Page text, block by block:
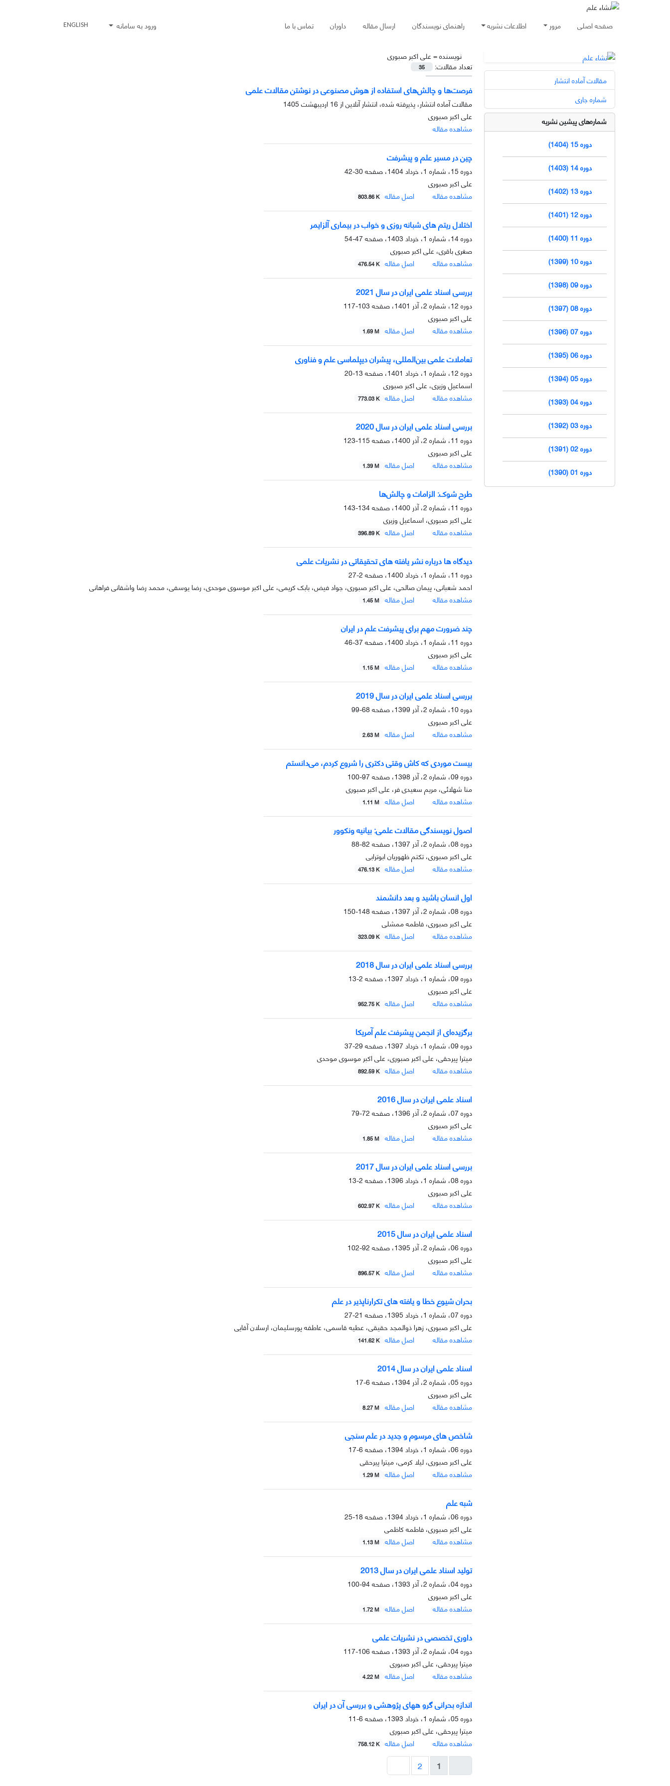
صفحه اصلی مرور اطلاعات نشریه راهنمای نویسندگان ارسال مقاله داوران تماس با ما ورود به سامانه ENGLISH
نویسنده =علی اکبر صبوری
تعداد مقالات:
35
فرصت‌ها و چالش‌های استفاده از هوش مصنوعی در نوشتن مقالات علمی
مقالات آماده انتشار، پذیرفته شده، انتشار آنلاین از 16 اردیبهشت 1405
علی اکبر صبوری
مشاهده مقاله
چین در مسیر علم و پیشرفت
دوره 15، شماره 1، خرداد 1404، صفحه
30-42
علی اکبر صبوری
مشاهده مقاله
اصل مقاله 803.86 K
اختلال ریتم های شبانه روزی و خواب در بیماری آلزایمر
دوره 14، شماره 1، خرداد 1403، صفحه
47-54
صغری باقری، علی اکبر صبوری
مشاهده مقاله
اصل مقاله 476.54 K
بررسی اسناد علمی ایران در سال 2021
دوره 12، شماره 2، آذر 1401، صفحه
103-117
علی اکبر صبوری
مشاهده مقاله
اصل مقاله 1.69 M
تعاملات علمی بین‌المللی، پیشران دیپلماسی علم و فناوری
دوره 12، شماره 1، خرداد 1401، صفحه
13-20
اسماعیل وزیری، علی اکبر صبوری
مشاهده مقاله
اصل مقاله 773.03 K
بررسی اسناد علمی ایران در سال 2020
دوره 11، شماره 2، آذر 1400، صفحه
115-123
علی اکبر صبوری
مشاهده مقاله
اصل مقاله 1.39 M
طرح شوک: الزامات و چالش‌ها
دوره 11، شماره 2، آذر 1400، صفحه
134-143
علی اکبر صبوری، اسماعیل وزیری
مشاهده مقاله
اصل مقاله 396.89 K
دیدگاه ها درباره نشر یافته های تحقیقاتی در نشریات علمی
دوره 11، شماره 1، خرداد 1400، صفحه
2-27
احمد شعبانی، پیمان صالحی، علی اکبر صبوری، جواد فیض، بابک کریمی، علی اکبر موسوی موحدی، رضا یوسفی، محمد رضا واشقانی فراهانی
مشاهده مقاله
اصل مقاله 1.45 M
چند ضرورت مهم برای پیشرفت علم در ایران
دوره 11، شماره 1، خرداد 1400، صفحه
37-46
علی اکبر صبوری
مشاهده مقاله
اصل مقاله 1.15 M
بررسی اسناد علمی ایران در سال 2019
دوره 10، شماره 2، آذر 1399، صفحه
68-99
علی اکبر صبوری
مشاهده مقاله
اصل مقاله 2.63 M
بیست موردی که کاش وقتی دکتری را شروع کردم، می‌دانستم
دوره 09، شماره 2، آذر 1398، صفحه
97-100
منا شهلائی، مریم سعیدی فر، علی اکبر صبوری
مشاهده مقاله
اصل مقاله 1.11 M
اصول نویسندگی مقالات علمی: بیانیه ونکوور
دوره 08، شماره 2، آذر 1397، صفحه
82-88
علی اکبر صبوری، تکتم ظهوریان ابوترابی
مشاهده مقاله
اصل مقاله 476.13 K
اول انسان باشید و بعد دانشمند
دوره 08، شماره 2، آذر 1397، صفحه
148-150
علی اکبر صبوری، فاطمه ممشلی
مشاهده مقاله
اصل مقاله 323.09 K
بررسی اسناد علمی ایران در سال 2018
دوره 09، شماره 1، خرداد 1397، صفحه
2-13
علی اکبر صبوری
مشاهده مقاله
اصل مقاله 952.75 K
برگزیده‌ای از انجمن پیشرفت علم آمریکا
دوره 09، شماره 1، خرداد 1397، صفحه
29-37
میترا پیرحقی، علی اکبر صبوری، علی اکبر موسوی موحدی
مشاهده مقاله
اصل مقاله 892.59 K
اسناد علمی ایران در سال 2016
دوره 07، شماره 2، آذر 1396، صفحه
72-79
علی اکبر صبوری
مشاهده مقاله
اصل مقاله 1.85 M
بررسی اسناد علمی ایران در سال 2017
دوره 08، شماره 1، خرداد 1396، صفحه
2-13
علی اکبر صبوری
مشاهده مقاله
اصل مقاله 602.97 K
اسناد علمی ایران در سال 2015
دوره 06، شماره 2، آذر 1395، صفحه
92-102
علی اکبر صبوری
مشاهده مقاله
اصل مقاله 896.57 K
بحران شیوع خطا و یافته های تکرارناپذیر در علم
دوره 07، شماره 1، خرداد 1395، صفحه
21-27
علی اکبر صبوری، زهرا ذوالمجد حقیقی، عطیه قاسمی، عاطفه پورسلیمان، ارسلان آقایی
مشاهده مقاله
اصل مقاله 141.62 K
اسناد علمی ایران در سال 2014
دوره 05، شماره 2، آذر 1394، صفحه
6-17
علی اکبر صبوری
مشاهده مقاله
اصل مقاله 8.27 M
شاخص های مرسوم و جدید در علم سنجی
دوره 06، شماره 1، خرداد 1394، صفحه
6-17
علی اکبر صبوری، لیلا کرمی، میترا پیرحقی
مشاهده مقاله
اصل مقاله 1.29 M
شبه علم
دوره 06، شماره 1، خرداد 1394، صفحه
18-25
علی اکبر صبوری، فاطمه کاظمی
مشاهده مقاله
اصل مقاله 1.13 M
تولید اسناد علمی ایران در سال 2013
دوره 04، شماره 2، آذر 1393، صفحه
94-100
علی اکبر صبوری
مشاهده مقاله
اصل مقاله 1.72 M
داوری تخصصی در نشریات علمی
دوره 04، شماره 2، آذر 1393، صفحه
106-117
میترا پیرحقی، علی اکبر صبوری
مشاهده مقاله
اصل مقاله 4.22 M
اندازه بحرانی گرو ههای پژوهشی و بررسی آن در ایران
دوره 05، شماره 1، خرداد 1393، صفحه
6-11
میترا پیرحقی، علی اکبر صبوری
مشاهده مقاله
اصل مقاله 758.12 K
1
2
مقالات آماده انتشار
شماره جاری
شماره‌های پیشین نشریه
دوره 15 (1404)
دوره 14 (1403)
دوره 13 (1402)
دوره 12 (1401)
دوره 11 (1400)
دوره 10 (1399)
دوره 09 (1398)
دوره 08 (1397)
دوره 07 (1396)
دوره 06 (1395)
دوره 05 (1394)
دوره 04 (1393)
دوره 03 (1392)
دوره 02 (1391)
دوره 01 (1390)